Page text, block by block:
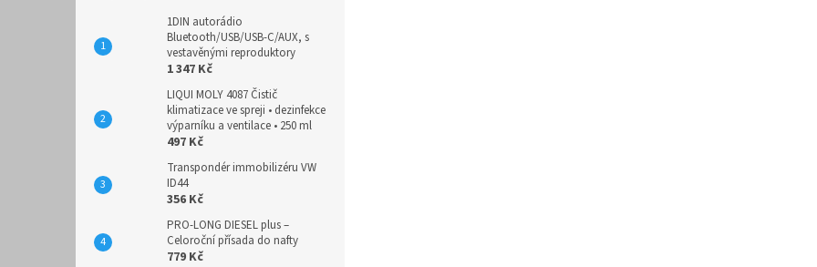
1DIN autorádio
Bluetooth/USB/USB-C/AUX, s
vestavěnými reproduktory
1 347 Kč
LIQUI MOLY 4087 Čistič
klimatizace ve spreji • dezinfekce
výparníku a ventilace • 250 ml
497 Kč
Transpondér immobilizéru VW
ID44
356 Kč
PRO-LONG DIESEL plus –
Celoroční přísada do nafty
779 Kč